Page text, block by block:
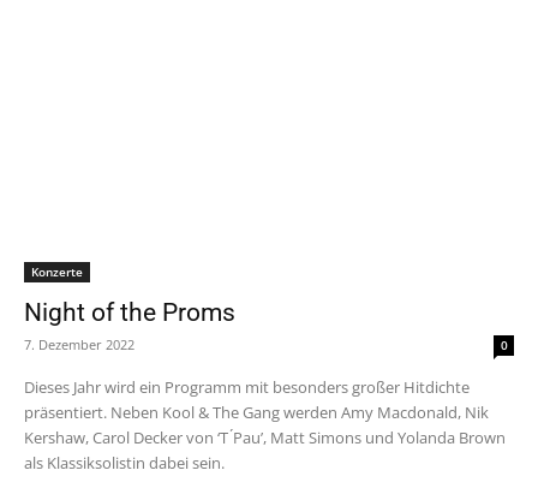
Konzerte
Night of the Proms
7. Dezember 2022 0
Dieses Jahr wird ein Programm mit besonders großer Hitdichte
präsentiert. Neben Kool & The Gang werden Amy Macdonald, Nik
Kershaw, Carol Decker von ‘T ́Pau’, Matt Simons und Yolanda Brown
als Klassiksolistin dabei sein.